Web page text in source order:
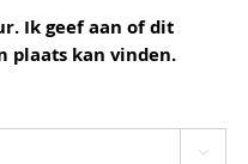
Ik geef aan of dit
plaats kan vinden.
